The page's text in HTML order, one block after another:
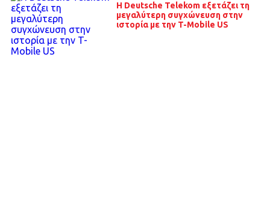
Η Deutsche Telekom εξετάζει τη
μεγαλύτερη συγχώνευση στην
ιστορία με την T-Mobile US